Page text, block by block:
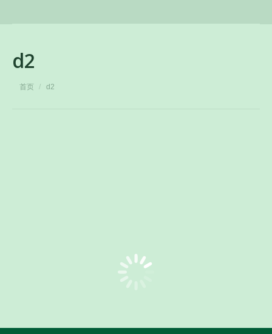
d2
您在这里：
首页 d2